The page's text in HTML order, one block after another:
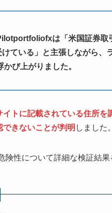
は「米国証券取
けている」と主張しながら
び上がりました。
イトに記載されている住所を
きないことが判明 しました。
性について詳細な検証結果